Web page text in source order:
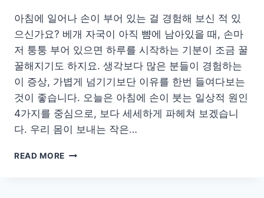
아침에 일어나 손이 부어 있는 걸 경험해 보신 적 있
으신가요? 베개 자국이 아직 뺨에 남아있을 때, 손마
저 퉁퉁 부어 있으면 하루를 시작하는 기분이 조금 꿀
꿀해지기도 하지요. 생각보다 많은 분들이 경험하는
이 증상, 가볍게 넘기기보단 이유를 한번 들여다보는
것이 좋습니다. 오늘은 아침에 손이 붓는 일상적 원인
4가지를 중심으로, 보다 세세하게 파헤쳐 보겠습니
다. 우리 몸이 보내는 작은…
READ MORE